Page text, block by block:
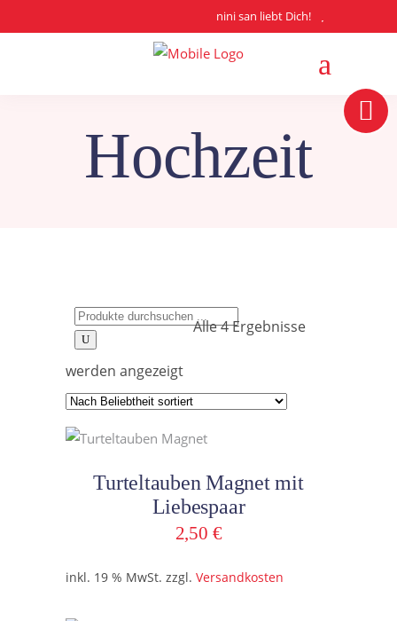
nini san liebt Dich!
Hochzeit
Search
for:
Alle 4 Ergebnisse
werden angezeigtNach
Beliebtheit
Turteltauben Magnet mit
Liebespaar
2,50 €
inkl. 19 % MwSt. zzgl. Versandkosten